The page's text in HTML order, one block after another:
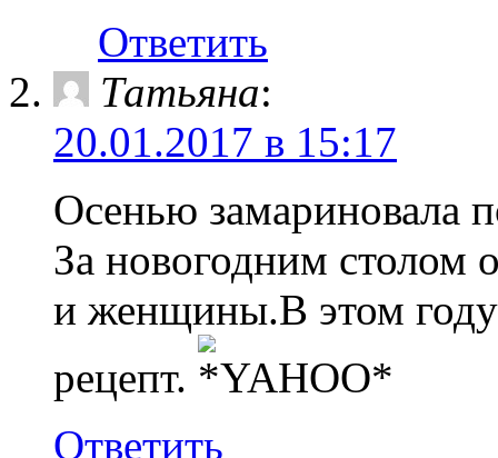
Ответить
Татьяна:
20.01.2017 в 15:17
Осенью замариновала
За новогодним столом
и женщины.В этом
рецепт.
Ответить